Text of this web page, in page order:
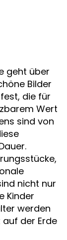
geht über
Bilder
die für
Wert
sind von
nicht nur
Kinder
werden
der Erde